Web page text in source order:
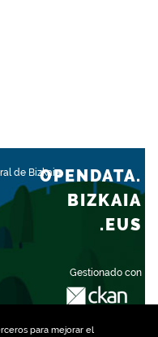
para mejorar el
de Bizkaia
Gestionado con
OPENDATA.
BIZKAIA
.EUS